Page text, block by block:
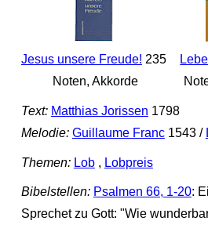
Jesus unsere Freude! 235
Noten, Akkorde
Text: Matthias Jorissen 1798
Melodie: Guillaume Franc1543 /
Themen: Lob, Lobpreis
Bibelstellen: Psalmen 66, 1-20:
Sprechet zu Gott: "Wie